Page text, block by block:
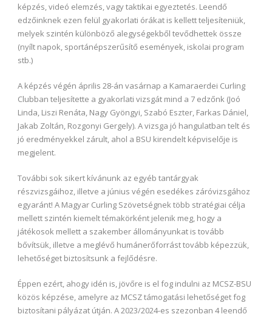
képzés, videó elemzés, vagy taktikai egyeztetés. Leendő
edzőinknek ezen felül gyakorlati órákat is kellett teljesíteniük,
melyek szintén különböző alegységekből tevődhettek össze
(nyílt napok, sportánépszerűsítő események, iskolai program
stb.)
A képzés végén április 28-án vasárnap a Kamaraerdei Curling
Clubban teljesítette a gyakorlati vizsgát mind a 7 edzőnk (Joó
Linda, Liszi Renáta, Nagy Gyöngyi, Szabó Eszter, Farkas Dániel,
Jakab Zoltán, Rozgonyi Gergely). A vizsga jó hangulatban telt és
jó eredményekkel zárult, ahol a BSU kirendelt képviselője is
megjelent.
További sok sikert kívánunk az egyéb tantárgyak
részvizsgáihoz, illetve a június végén esedékes záróvizsgához
egyaránt! A Magyar Curling Szövetségnek több stratégiai célja
mellett szintén kiemelt témakörként jelenik meg, hogy a
játékosok mellett a szakember állományunkat is tovább
bővítsük, illetve a meglévő humánerőforrást tovább képezzük,
lehetőséget biztosítsunk a fejlődésre.
Éppen ezért, ahogy idén is, jövőre is el fog indulni az MCSZ-BSU
közös képzése, amelyre az MCSZ támogatási lehetőséget fog
biztosítani pályázat útján. A 2023/2024-es szezonban 4 leendő